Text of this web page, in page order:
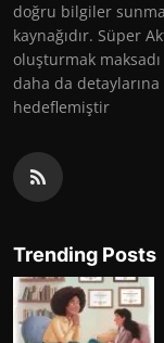
doğru bilgiler
kaynağıdır. Süper
oluşturmak
daha da detaylarına
hedeflemiştir
Trending Posts